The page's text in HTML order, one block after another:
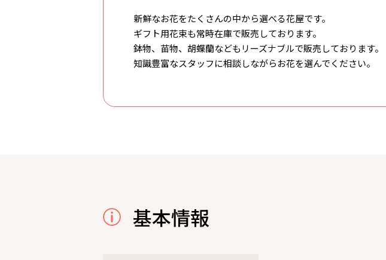
新鮮なお花をたくさんの中から選べる花屋です。
ギフト用花束も常時在庫で販売しております。
鉢物、苗物、胡蝶蘭などもリーズナブルで販売しております。
知識豊富なスタッフに相談しながらお花を選んでください。
基本情報